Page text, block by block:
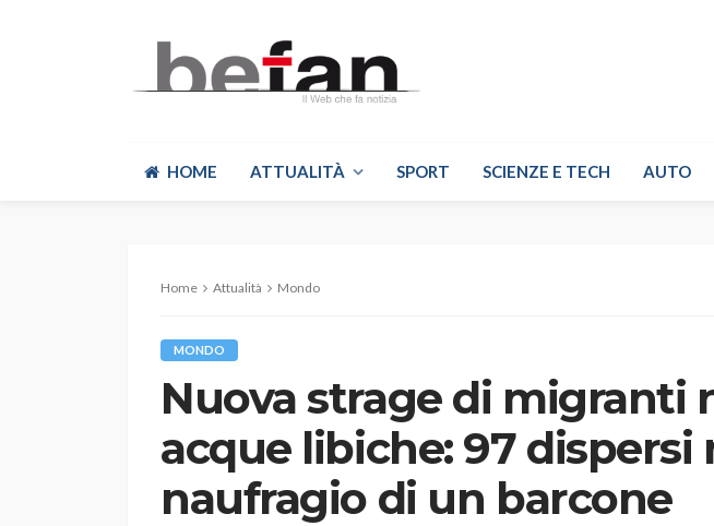
HOME ATTUALITÀ SPORT SCIENZE E TECH AUTO
Home Attualità Mondo
MONDO
Nuova strage di migranti
acque libiche: 97 dispersi
naufragio di un barcone